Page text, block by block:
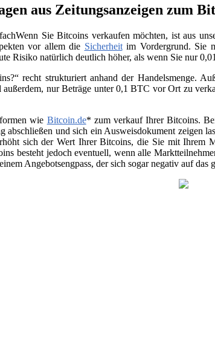
aus Zeitungsanzeigen zum
Wenn Sie Bitcoins verkaufen möchten, ist aus
vor allem die Sicherheitim Vordergrund. Sie
Risiko natürlich deutlich höher, als wenn Sie nur
recht strukturiert anhand der Handelsmenge.
nur Beträge unter 0,1 BTC vor Ort zu
wie Bitcoin.de* zum verkauf Ihrer Bitcoins.
und sich ein Ausweisdokument zeigen
sich der Wert Ihrer Bitcoins, die Sie mit Ihrem
besteht jedoch eventuell, wenn alle
Angebotsengpass, der sich sogar negativ auf